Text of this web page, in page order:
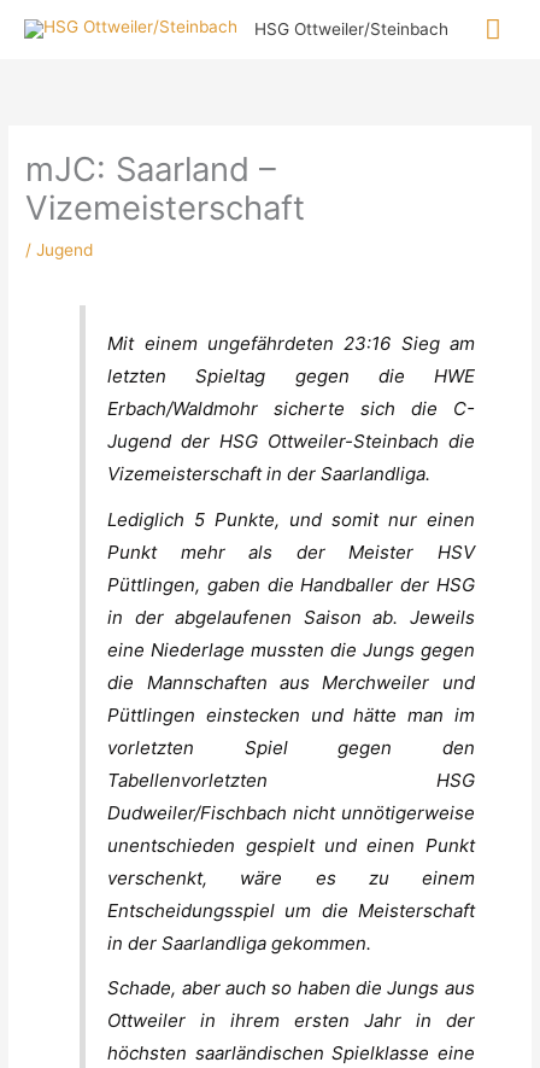
Inhalt
HSG Ottweiler/Steinbach
mJC: Saarland –
Vizemeisterschaft
/Jugend
Mit einem ungefährdeten 23:16 Sieg am
letzten Spieltag gegen die HWE
Erbach/Waldmohr sicherte sich die C-
Jugend der HSG Ottweiler-Steinbach die
Vizemeisterschaft in der Saarlandliga.
Lediglich 5 Punkte, und somit nur einen
Punkt mehr als der Meister HSV
Püttlingen, gaben die Handballer der HSG
in der abgelaufenen Saison ab. Jeweils
eine Niederlage mussten die Jungs gegen
die Mannschaften aus Merchweiler und
Püttlingen einstecken und hätte man im
vorletzten Spiel gegen den
Tabellenvorletzten HSG
Dudweiler/Fischbach nicht unnötigerweise
unentschieden gespielt und einen Punkt
verschenkt, wäre es zu einem
Entscheidungsspiel um die Meisterschaft
in der Saarlandliga gekommen.
Schade, aber auch so haben die Jungs aus
Ottweiler in ihrem ersten Jahr in der
höchsten saarländischen Spielklasse eine